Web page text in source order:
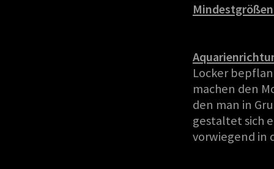
Locker
machen den
den man in
gestaltet sich
vorwiegend in